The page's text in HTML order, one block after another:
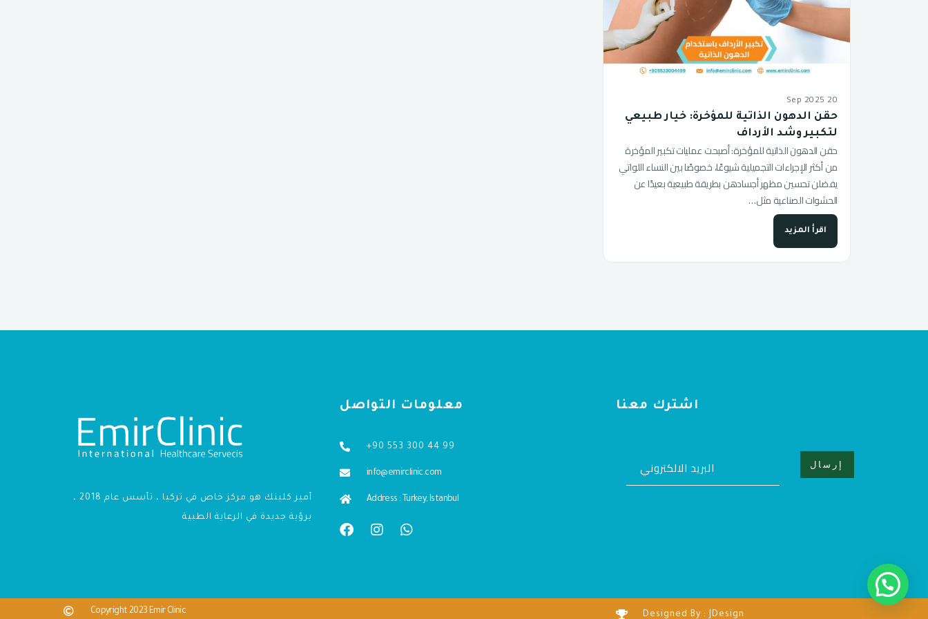
20 Sep 2025
حقن الدهون الذاتية للمؤخرة: خيار طبيعي
لتكبير وشد الأرداف
حقن الدهون الذاتية للمؤخرة: أصبحت عمليات تكبير المؤخرة
من أكثر الإجراءات التجميلية شيوعًا، خصوصًا بين النساء اللواتي
يفضلن تحسين مظهر أجسادهن بطريقة طبيعية بعيدًا عن
الحشوات الصناعية مثل…
اقرأ المزيد
أمير كلينك هو مركز خاص في تركيا ، تأسس عام 2018 ،
برؤية جديدة في الرعاية الطبية
معلومات التواصل
+90 553 300 44 99
info@emirclinic.com
Address : Turkey, Istanbul
اشترك معنا
Copyright 2023 Emir Clinic Designed By : JDesign